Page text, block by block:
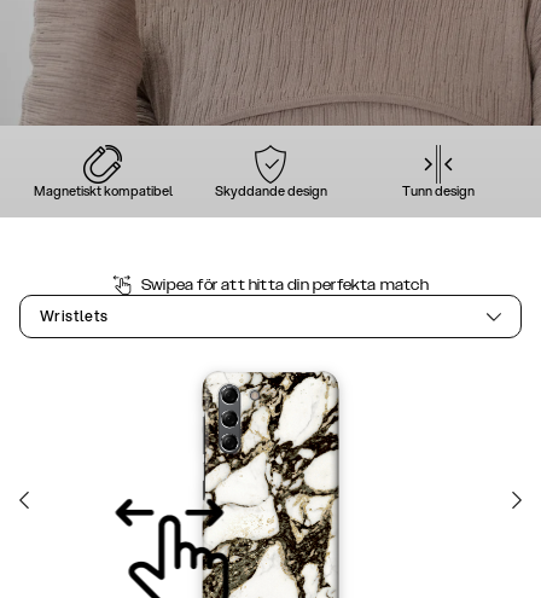
Magnetiskt kompatibel Skyddande design Tunn design
Swipea för att hitta din perfekta match
Wristlets